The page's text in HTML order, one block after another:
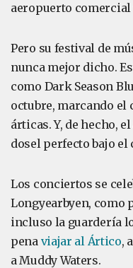
aeropuerto
Pero su festival de
nunca mejor dicho.
como Dark Season
octubre, marcando el
árticas. Y, de hecho,
dosel perfecto bajo el
Los conciertos se
Longyearbyen, como
incluso la guardería
pena viajar al Ártico,
a Muddy Waters.